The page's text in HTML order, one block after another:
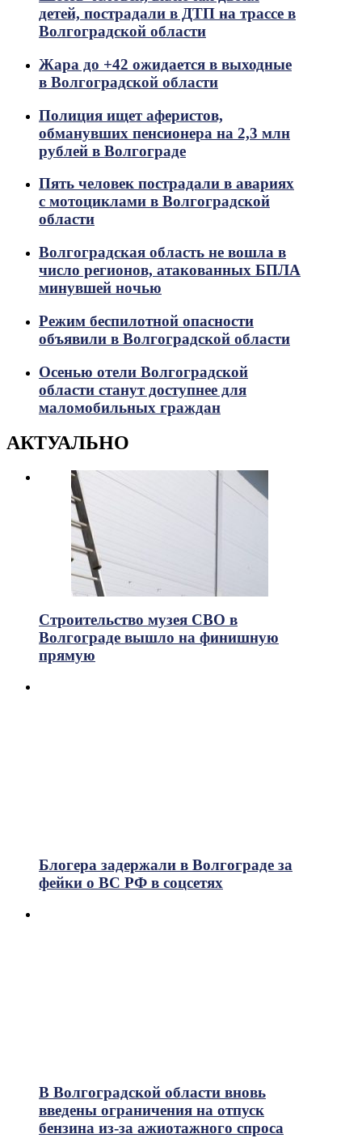
детей, пострадали в ДТП на трассе в
Волгоградской области
Жара до +42 ожидается в выходные
в Волгоградской области
Полиция ищет аферистов,
обманувших пенсионера на 2,3 млн
рублей в Волгограде
Пять человек пострадали в авариях
с мотоциклами в Волгоградской
области
Волгоградская область не вошла в
число регионов, атакованных БПЛА
минувшей ночью
Режим беспилотной опасности
объявили в Волгоградской области
Осенью отели Волгоградской
области станут доступнее для
маломобильных граждан
АКТУАЛЬНО
Строительство музея СВО в
Волгограде вышло на финишную
прямую
Блогера задержали в Волгограде за
фейки о ВС РФ в соцсетях
В Волгоградской области вновь
введены ограничения на отпуск
бензина из-за ажиотажного спроса